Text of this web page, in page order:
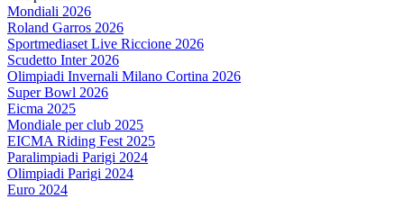
Mondiali 2026
Roland Garros 2026
Sportmediaset Live Riccione 2026
Scudetto Inter 2026
Olimpiadi Invernali Milano Cortina 2026
Super Bowl 2026
Eicma 2025
Mondiale per club 2025
EICMA Riding Fest 2025
Paralimpiadi Parigi 2024
Olimpiadi Parigi 2024
Euro 2024